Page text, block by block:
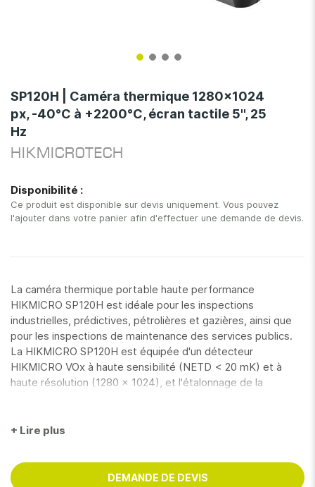
to
the
beginning
of
the
SP120H | Caméra thermique 1280x1024
px, -40°C à +2200°C, écran tactile 5'', 25
Hz
HIKMICROTECH
Disponibilité :
Ce produit est disponible sur devis uniquement. Vous pouvez
l'ajouter dans votre panier afin d'effectuer une demande de devis.
La caméra thermique portable haute performance
HIKMICRO SP120H est idéale pour les inspections
industrielles, prédictives, pétrolières et gazières, ainsi que
pour les inspections de maintenance des services publics.
La HIKMICRO SP120H est équipée d'un détecteur
HIKMICRO VOx à haute sensibilité (NETD < 20 mK) et à
haute résolution (1280 x 1024), et l'étalonnage de la
électronique et d'un objectif pivotant à 180°, ce qui facilite
avancées permettent aux professionnels de l'imagerie
thermique d'inspecter facilement les équipements et de
+ Lire plus
DEMANDE DE DEVIS